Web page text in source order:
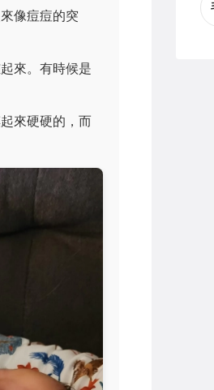
像痘痘的突
來。有時候是
來硬硬的，而